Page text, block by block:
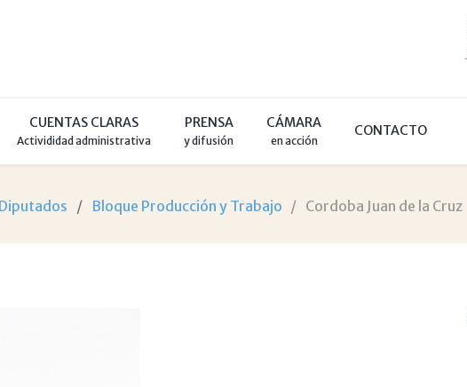
CUENTAS CLARAS
Activididad administrativa
PRENSA
y difusión
CÁMARA
en acción
CONTACTO
Diputados Bloque Producción y Trabajo Cordoba Juan de la Cruz